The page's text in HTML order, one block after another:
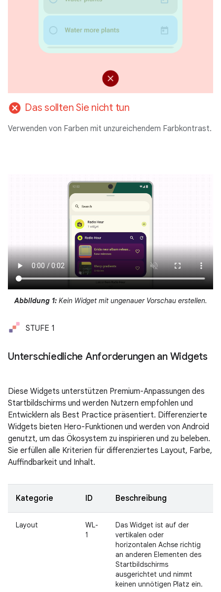
cancel Das sollten Sie nicht tun
Verwenden von Farben mit unzureichendem Farbkontrast.
Abbildung 1: Kein Widget mit ungenauer Vorschau erstellen.
STUFE 1
Unterschiedliche Anforderungen an Widgets
Diese Widgets unterstützen Premium-Anpassungen des
Startbildschirms und werden Nutzern empfohlen und
Entwicklern als Best Practice präsentiert. Differenzierte
Widgets bieten Hero-Funktionen und werden von Android
genutzt, um das Ökosystem zu inspirieren und zu beleben.
Sie erfüllen alle Kriterien für differenziertes Layout, Farbe,
Auffindbarkeit und Inhalt.
Kategorie ID Beschreibung
Layout
WL-
1
Das Widget ist auf der
vertikalen oder
horizontalen Achse richtig
an anderen Elementen des
Startbildschirms
ausgerichtet und nimmt
keinen unnötigen Platz ein.